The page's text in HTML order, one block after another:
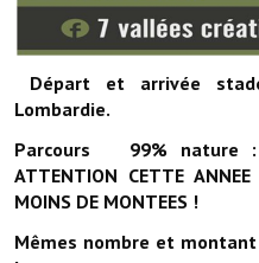
Départ et arrivée
Lombardie.
Parcours 99% nature
ATTENTION CETTE ANNEE
MOINS DE MONTEES !
Mêmes nombre et